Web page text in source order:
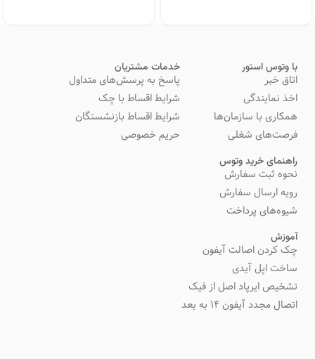
با وتوس استور
اتاق خبر
اخذ نمایندگی
همکاری با سازمان‌ها
فرصت‌های شغلی
خدمات مشتریان
پاسخ به پرسش‌های متداول
شرایط اقساط با چک
شرایط اقساط بازنشستگان
حریم خصوصی
راهنمای خرید وتوس
نحوه ثبت سفارش
رویه ارسال سفارش
شیوه‌های پرداخت
آموزش
چک کردن اصالت آیفون
ساخت اپل آیدی
تشخیص ایرپاد اصل از فیک
اتصال مجدد آیفون 14 به بعد